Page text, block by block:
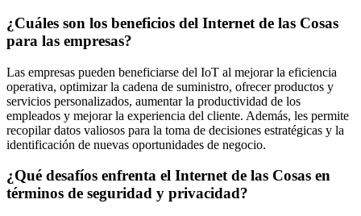
¿Cuáles son los beneficios del Internet de las Cosas
para las empresas?
Las empresas pueden beneficiarse del IoT al mejorar la eficiencia
operativa, optimizar la cadena de suministro, ofrecer productos y
servicios personalizados, aumentar la productividad de los
empleados y mejorar la experiencia del cliente. Además, les permite
recopilar datos valiosos para la toma de decisiones estratégicas y la
identificación de nuevas oportunidades de negocio.
¿Qué desafíos enfrenta el Internet de las Cosas en
términos de seguridad y privacidad?